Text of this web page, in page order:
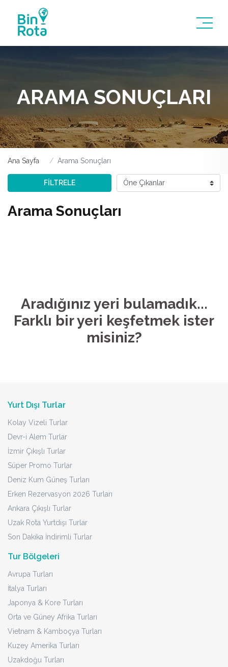
ARAMA SONUÇLARI
Ana Sayfa Arama Sonuçları
FİLTRELE
Arama Sonuçları
Aradığınız yeri bulamadık...
Farklı bir yeri keşfetmek ister
misiniz?
Yurt Dışı Turlar
Kolay Vizeli Turlar
Devr-i Alem Turlar
İzmir Çıkışlı Turlar
Süper Promo Turlar
Deniz Kum Güneş Turları
Erken Rezervasyon 2026 Turları
Ankara Çıkışlı Turlar
Uzak Rota Yurtdışı Turlar
Son Dakika İndirimli Turlar
Tur Bölgeleri
Avrupa Turları
İtalya Turları
Japonya & Kore Turları
Orta ve Güney Afrika Turları
Vietnam & Kamboçya Turları
Kuzey Amerika Turları
Uzakdoğu Turları